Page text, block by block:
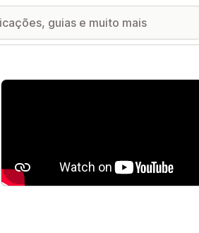
Galeria de imagens em destaque